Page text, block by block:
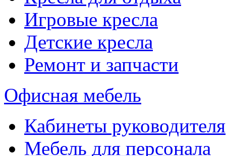
Игровые кресла
Детские кресла
Ремонт и запчасти
Офисная мебель
Кабинеты руководителя
Мебель для персонала